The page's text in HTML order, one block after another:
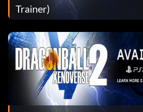
Trainer)